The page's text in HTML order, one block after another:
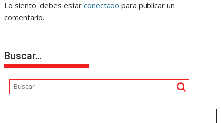
Lo siento, debes estarconectado para publicar un
comentario.
Buscar…